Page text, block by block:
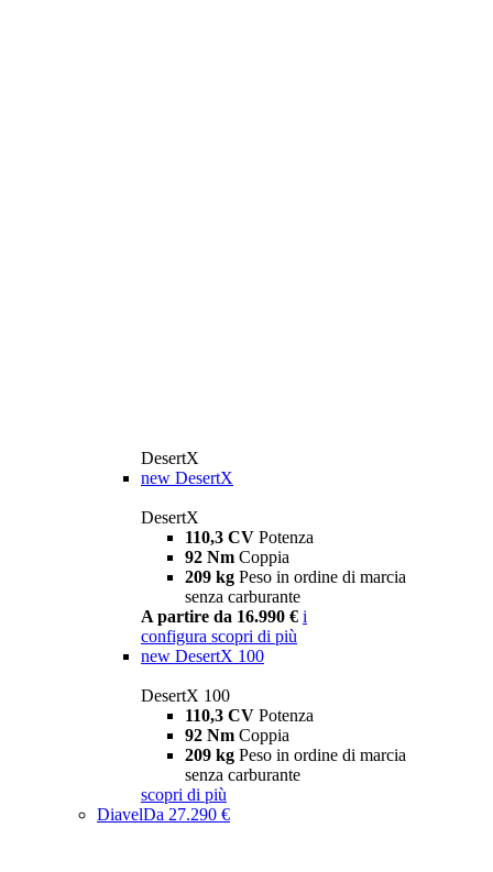
DesertX
new DesertX
DesertX
110,3 CV Potenza
92 Nm Coppia
209 kg Peso in ordine di marcia
senza carburante
A partire da 16.990 € i
configura scopri di più
new DesertX 100
DesertX 100
110,3 CV Potenza
92 Nm Coppia
209 kg Peso in ordine di marcia
senza carburante
scopri di più
DiavelDa 27.290 €